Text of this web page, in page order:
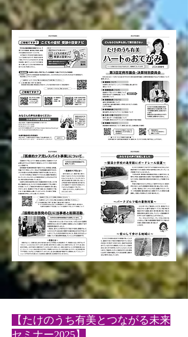
【たけのうち有美とつながる未来
セミナー2025】